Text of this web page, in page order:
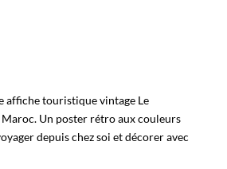
affiche touristique vintage Le
Un poster rétro aux couleurs
depuis chez soi et décorer avec